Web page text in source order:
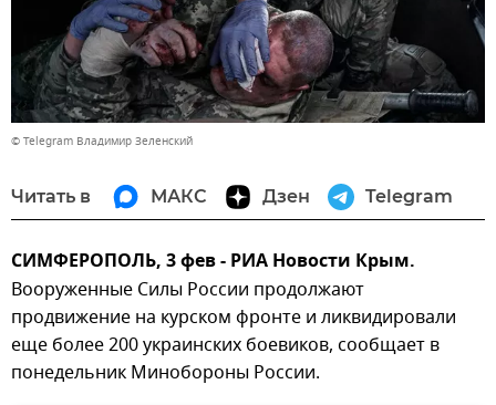
© Telegram Владимир Зеленский
Читать в МАКС Дзен Telegram
СИМФЕРОПОЛЬ, 3 фев - РИА Новости Крым.
Вооруженные Силы России продолжают
продвижение на курском фронте и ликвидировали
еще более 200 украинских боевиков, сообщает в
понедельник Минобороны России.